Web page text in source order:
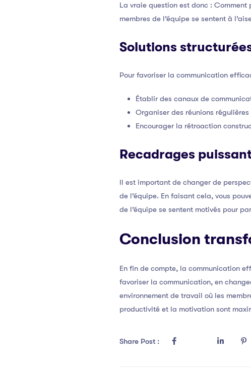
La vraie question est donc :
membres de l’équipe se sentent à
Solutions
Pour favoriser la communication
Établir des canaux de
Organiser des réunions
Encourager la rétroaction
Recadrages
Il est important de changer de
de l’équipe. En faisant cela, vous
de l’équipe se sentent motivés pour
Conclusion
En fin de compte, la communication
favoriser la communication, en
environnement de travail où les
productivité et la motivation sont
Share Post :